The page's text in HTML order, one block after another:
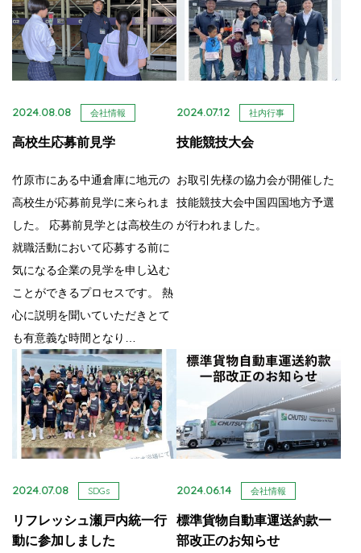
2024.08.08 会社情報
高校生応募前見学
竹原市にある中通倉庫に地元の
高校生が応募前見学に来られま
した。 応募前見学とは高校生の
就職活動において応募する前に
気になる企業の見学を申し込む
ことができるプロセスです。 熱
心に説明を聞いていただきとて
も有意義な時間となり…
2024.07.12 社内行事
技能競技大会
お取引先様の協力会が開催した
技能競技大会中国四国地方予選
が行われました。
2024.07.08 SDGs
リフレッシュ瀬戸内統一行
動に参加しました
2024.06.14 会社情報
標準貨物自動車運送約款一
部改正のお知らせ